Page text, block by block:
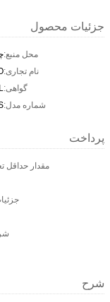
جزئیات محصول
محل منبع:
نام تجاری:
گواهی:
شماره مدل:
پرداخت
مقدار حداقل
شرح